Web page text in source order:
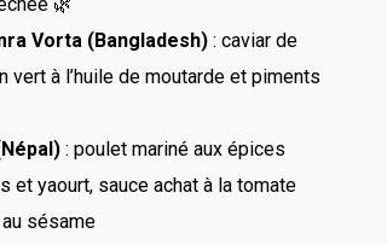
Vorta (Bangladesh) : caviar de
vert à l’huile de moutarde et piments
: poulet mariné aux épices
et yaourt, sauce achat à la tomate
sésame